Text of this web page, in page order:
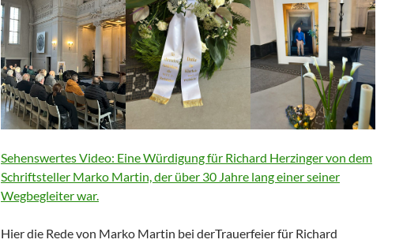
Sehenswertes Video: Eine Würdigung für Richard Herzinger von dem
Schriftsteller Marko Martin, der über 30 Jahre lang einer seiner
Wegbegleiter war.
Hier die Rede von Marko Martin bei derTrauerfeier für Richard